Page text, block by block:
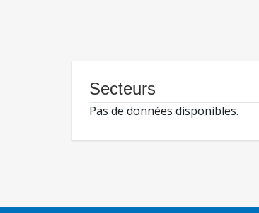
Secteurs
Pas de données disponibles.